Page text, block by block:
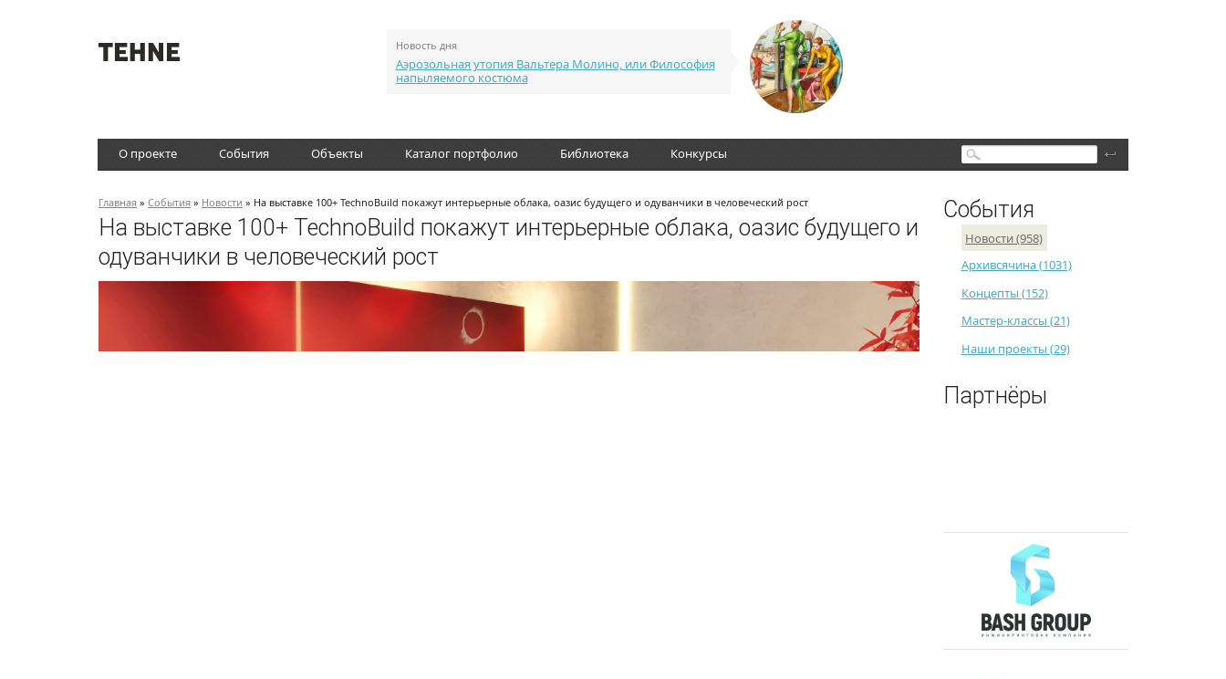
Новость дня
Аэрозольная утопия Вальтера Молино, или Философия
напыляемого костюма
О проекте События Объекты Каталог портфолио Библиотека Конкурсы Поиск
Главная » События » Новости » На выставке 100+ TechnoBuild покажут интерьерные облака, оазис будущего и одуванчики в человеческий рост
На выставке 100+ TechnoBuild покажут интерьерные облака, оазис будущего и
одуванчики в человеческий рост
События
Новости (958)
Архивсячина (1031)
Концепты (152)
Мастер-классы (21)
Наши проекты (29)
Партнёры